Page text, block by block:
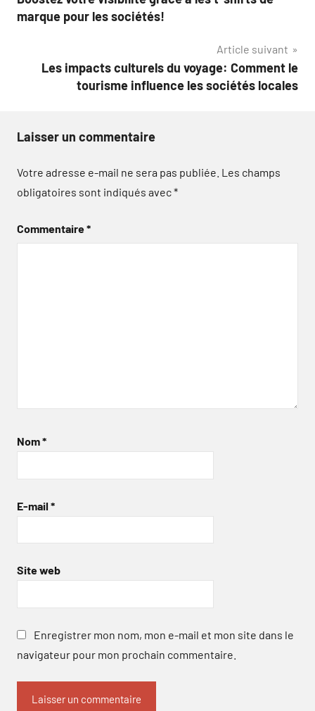
de
marque pour les sociétés!
Article suivant
Les impacts culturels du voyage: Comment le
tourisme influence les sociétés locales
Laisser un commentaire
Votre adresse e-mail ne sera pas publiée. Les champs
obligatoires sont indiqués avec*
Commentaire*
Nom*
E-mail *
Site web
Enregistrer mon nom, mon e-mail et mon site dans le
navigateur pour mon prochain commentaire.